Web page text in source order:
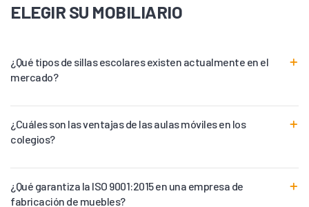
ELEGIR SU MOBILIARIO
¿Qué tipos de sillas escolares existen actualmente en el
mercado?
¿Cuáles son las ventajas de las aulas móviles en los
colegios?
¿Qué garantiza la ISO 9001:2015 en una empresa de
fabricación de muebles?